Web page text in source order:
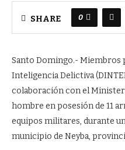
SHARE 0
Santo Domingo.- Miembros
Inteligencia Delictiva
colaboración con el
hombre en posesión de 11
equipos militares, durante
municipio de Neyba,